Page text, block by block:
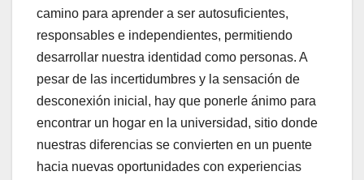
camino para aprender a ser autosuficientes,
responsables e independientes, permitiendo
desarrollar nuestra identidad como personas. A
pesar de las incertidumbres y la sensación de
desconexión inicial, hay que ponerle ánimo para
encontrar un hogar en la universidad, sitio donde
nuestras diferencias se convierten en un puente
hacia nuevas oportunidades con experiencias